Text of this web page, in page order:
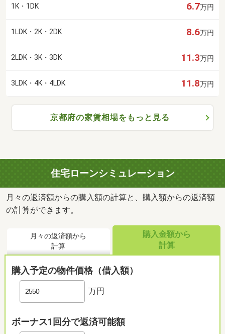
1K・1DK 6.7万円
1LDK・2K・2DK 8.6万円
2LDK・3K・3DK 11.3万円
3LDK・4K・4LDK 11.8万円
京都府の家賃相場をもっと見る
住宅ローンシミュレーション
月々の返済額からの購入額の計算と、購入額からの返済額
の計算ができます。
月々の返済額から
計算
購入金額から
計算
購入予定の物件価格（借入額）
万円
ボーナス1回分で返済可能額